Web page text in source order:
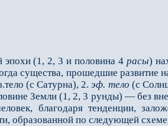
эпохи (1, 2, 3 и половина 4расы)
существа, прошедшие развитие
(с Сатурна), 2.эф. тело (с
Земли (1, 2, 3 рунды) — без
благодаря тенденции,
образованной по следующей